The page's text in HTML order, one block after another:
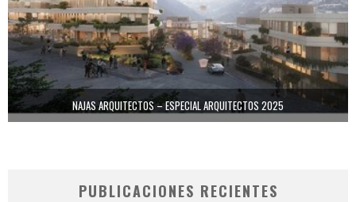
NAJAS ARQUITECTOS – ESPECIAL ARQUITECTOS 2025
PUBLICACIONES RECIENTES